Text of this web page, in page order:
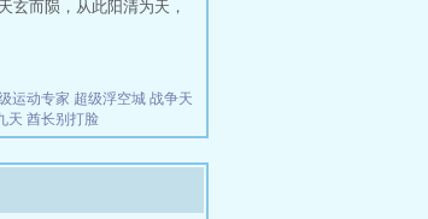
玄而陨，从此阳清为天，
运动专家 超级浮空城 战争天
天 酋长别打脸